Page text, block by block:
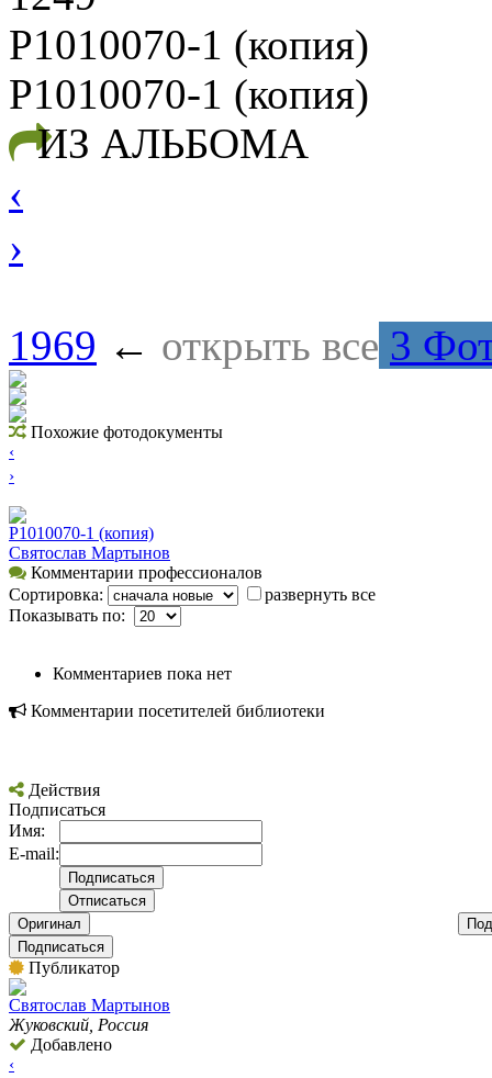
P1010070-1 (копия)
P1010070-1 (копия)
ИЗ АЛЬБОМА
‹
›
1969 ← открыть все 3
Похожие фотодокументы
‹
›
P1010070-1 (копия)
Святослав Мартынов
Комментарии профессионалов
Сортировка:
развернуть все
Показывать по:
Комментариев пока нет
Комментарии посетителей библиотеки
Действия
Подписаться
Имя:
E-mail:
Оригинал
Подписаться
Публикатор
Святослав Мартынов
Жуковский, Россия
Добавлено
‹